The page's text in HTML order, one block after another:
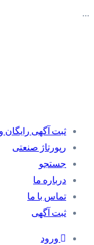
…
ثبت آگهی رایگان
رپورتاژ صنعتی
جستجو
درباره ما
تماس با ما
ثبت آگهی
ورود